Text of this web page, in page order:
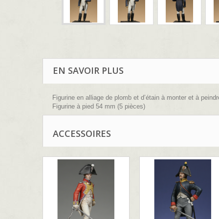
EN SAVOIR PLUS
Figurine en alliage de plomb et d’étain à monter et à
Figurine à pied 54 mm (5 pièces)
ACCESSOIRES